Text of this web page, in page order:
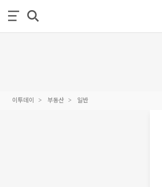
이투데이 부동산 일반